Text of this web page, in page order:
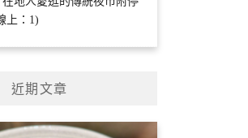
上：1)
近期文章